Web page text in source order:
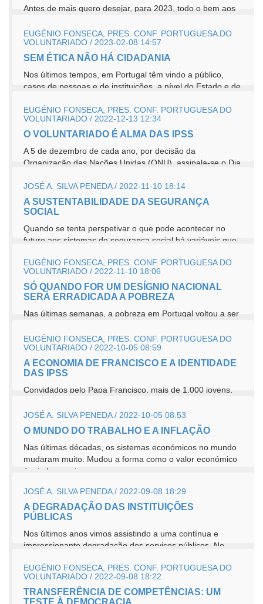
Antes de mais quero desejar, para 2023, todo o bem aos
como a todas e todos que...
EUGÉNIO FONSECA, PRES. CONF. PORTUGUESA DO
VOLUNTARIADO / 2023-02-08 14:57
SEM ÉTICA NÃO HÁ CIDADANIA
Nos últimos tempos, em Portugal têm vindo a público,
casos de pessoas e de instituições, a nível do Estado e de
EUGÉNIO FONSECA, PRES. CONF. PORTUGUESA DO
VOLUNTARIADO / 2022-12-13 12:34
O VOLUNTARIADO É ALMA DAS IPSS
A 5 de dezembro de cada ano, por decisão da
Organização das Nações Unidas (ONU), assinala-se o Dia
JOSÉ A. SILVA PENEDA / 2022-11-10 18:14
A SUSTENTABILIDADE DA SEGURANÇA
SOCIAL
Quando se tenta perspetivar o que pode acontecer no
futuro aos sistemas de segurança social há variáveis que
EUGÉNIO FONSECA, PRES. CONF. PORTUGUESA DO
VOLUNTARIADO / 2022-11-10 18:06
SÓ QUANDO FOR UM DESÍGNIO NACIONAL
SERÁ ERRADICADA A POBREZA
Nas últimas semanas, a pobreza em Portugal voltou a ser
especial deveu-se a...
EUGÉNIO FONSECA, PRES. CONF. PORTUGUESA DO
VOLUNTARIADO / 2022-10-05 08:59
A ECONOMIA DE FRANCISCO E A IDENTIDADE
DAS IPSS
Convidados pelo Papa Francisco, mais de 1.000 jovens,
ligados às ciências...
JOSÉ A. SILVA PENEDA / 2022-10-05 08:53
O MUNDO DO TRABALHO E A INFLAÇÃO
Nas últimas décadas, os sistemas económicos no mundo
mudaram muito. Mudou a forma como o valor económico
é criado, surgiram...
JOSÉ A. SILVA PENEDA / 2022-09-08 18:29
A DEGRADAÇÃO DAS INSTITUIÇÕES
PÚBLICAS
Nos últimos anos vimos assistindo a uma contínua e
impressionante degradação dos serviços públicos. No
EUGÉNIO FONSECA, PRES. CONF. PORTUGUESA DO
VOLUNTARIADO / 2022-09-08 18:22
TRANSFERÊNCIA DE COMPETÊNCIAS: UM
TESTE À DEMOCRACIA